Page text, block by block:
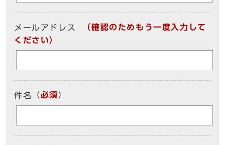
メールアドレス
（確認のためもう一度入力して
ください）
件名 （必須）